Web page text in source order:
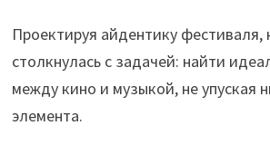
Проектируя айдентику фестиваля,
столкнулась с задачей: найти
между кино и музыкой, не упуская
элемента.